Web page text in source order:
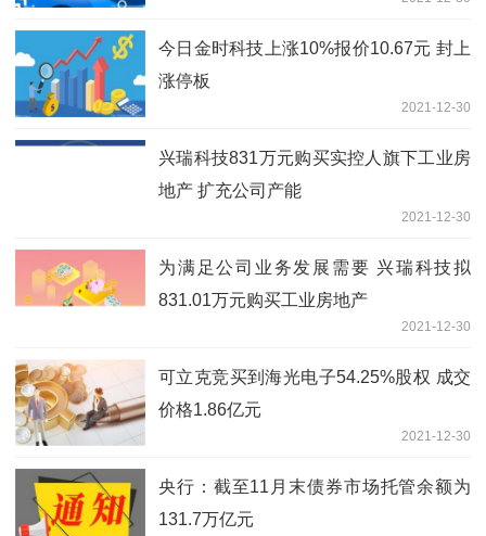
今日金时科技上涨10%报价10.67元 封上
涨停板
2021-12-30
兴瑞科技831万元购买实控人旗下工业房
地产 扩充公司产能
2021-12-30
为满足公司业务发展需要 兴瑞科技拟
831.01万元购买工业房地产
2021-12-30
可立克竞买到海光电子54.25%股权 成交
价格1.86亿元
2021-12-30
央行：截至11月末债券市场托管余额为
131.7万亿元